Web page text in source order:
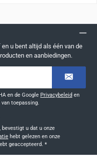
u bent altijd als één van de
en aanbiedingen.
en de Google Privacybeleid en
toepassing.
Door doorgaan te selecteren, bevestigt u dat u onze
geaccepteerd. *